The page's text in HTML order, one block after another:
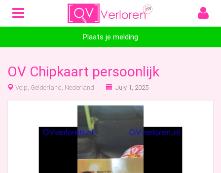
Plaats je melding
OV Chipkaart persoonlijk
Velp, Gelderland, Nederland July 1, 2025